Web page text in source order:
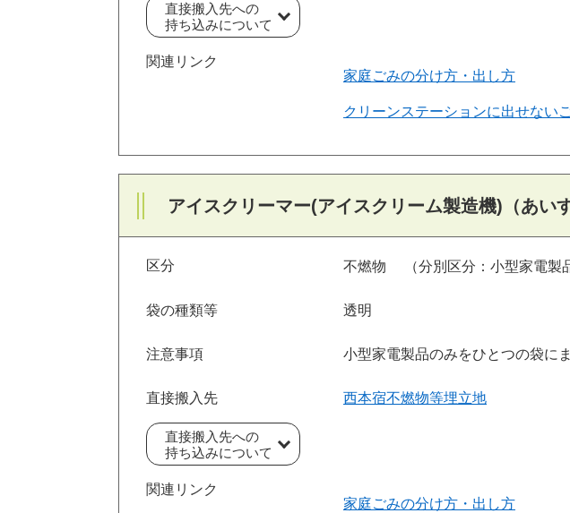
直接搬入先への
持ち込みについて
関連リンク
家庭ごみの分け方・出し方
クリーンステーションに出せない
アイスクリーマー(アイスクリーム製造機)（あい
区分 不燃物 （分別区分：小型家電製
袋の種類等 透明
注意事項 小型家電製品のみをひとつの袋に
直接搬入先 西本宿不燃物等埋立地
直接搬入先への
持ち込みについて
関連リンク
家庭ごみの分け方・出し方